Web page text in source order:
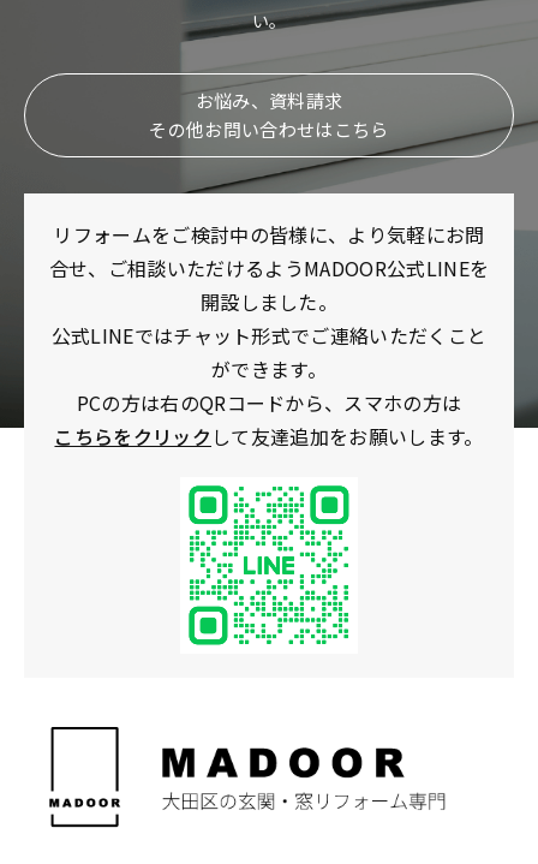
い。
お悩み、資料請求
その他お問い合わせはこちら
リフォームをご検討中の皆様に、より気軽にお問
合せ、ご相談いただけるようMADOOR公式LINEを
開設しました。
公式LINEではチャット形式でご連絡いただくこと
ができます。
PCの方は右のQRコードから、スマホの方は
こちらをクリック して友達追加をお願いします。